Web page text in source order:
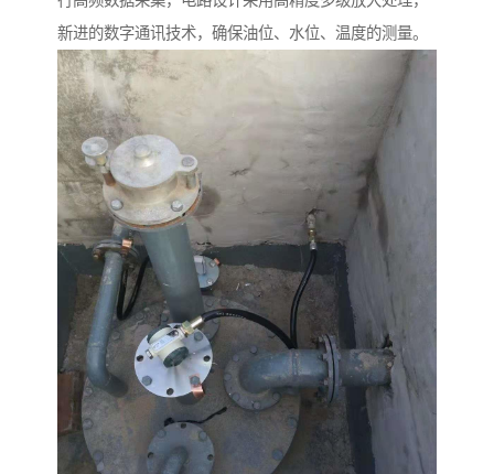
新进的数字通讯技术，确保油位、水位、温度的测量。